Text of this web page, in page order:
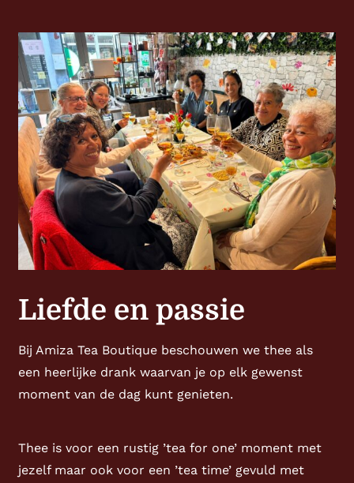
Liefde en passie
Bij Amiza Tea Boutique beschouwen we thee als
een heerlijke drank waarvan je op elk gewenst
moment van de dag kunt genieten.
Thee is voor een rustig ’tea for one’ moment met
jezelf maar ook voor een ’tea time’ gevuld met